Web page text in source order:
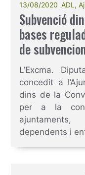
13/08/2020 ADL ,
Subvenció
bases
de
organismes
entitats
província
realització
dins de
de
sectors
Diputació
L’Excma.
concedit a
dins de la
per a la
dependents i